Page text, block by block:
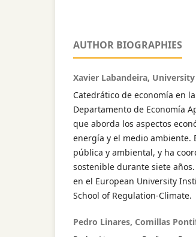
AUTHOR BIOGRAPHIES
Xavier Labandeira,
Catedrático de economía en
Departamento de Economía
que aborda los aspectos
energía y el medio ambiente.
pública y ambiental, y ha
sostenible durante siete
en el European University
School of Regulation-Climate.
Pedro Linares, Comillas